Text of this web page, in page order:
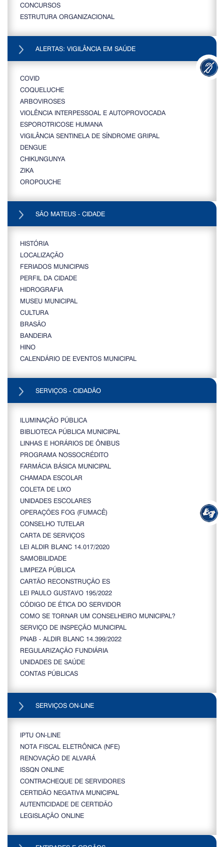
CONCURSOS
ESTRUTURA ORGANIZACIONAL
ALERTAS: VIGILÂNCIA EM SAÚDE
COVID
COQUELUCHE
ARBOVIROSES
VIOLÊNCIA INTERPESSOAL E AUTOPROVOCADA
ESPOROTRICOSE HUMANA
VIGILÂNCIA SENTINELA DE SÍNDROME GRIPAL
DENGUE
CHIKUNGUNYA
ZIKA
OROPOUCHE
SÃO MATEUS - CIDADE
HISTÓRIA
LOCALIZAÇÃO
FERIADOS MUNICIPAIS
PERFIL DA CIDADE
HIDROGRAFIA
MUSEU MUNICIPAL
CULTURA
BRASÃO
BANDEIRA
HINO
CALENDÁRIO DE EVENTOS MUNICIPAL
SERVIÇOS - CIDADÃO
ILUMINAÇÃO PÚBLICA
BIBLIOTECA PÚBLICA MUNICIPAL
LINHAS E HORÁRIOS DE ÔNIBUS
PROGRAMA NOSSOCRÉDITO
FARMÁCIA BÁSICA MUNICIPAL
CHAMADA ESCOLAR
COLETA DE LIXO
UNIDADES ESCOLARES
OPERAÇÕES FOG (FUMACÊ)
CONSELHO TUTELAR
CARTA DE SERVIÇOS
LEI ALDIR BLANC 14.017/2020
SAMOBILIDADE
LIMPEZA PÚBLICA
CARTÃO RECONSTRUÇÃO ES
LEI PAULO GUSTAVO 195/2022
CÓDIGO DE ÉTICA DO SERVIDOR
COMO SE TORNAR UM CONSELHEIRO MUNICIPAL?
SERVIÇO DE INSPEÇÃO MUNICIPAL
PNAB - ALDIR BLANC 14.399/2022
REGULARIZAÇÃO FUNDIÁRIA
UNIDADES DE SAÚDE
CONTAS PÚBLICAS
SERVIÇOS ON-LINE
IPTU ON-LINE
NOTA FISCAL ELETRÔNICA (NFE)
RENOVAÇÃO DE ALVARÁ
ISSQN ONLINE
CONTRACHEQUE DE SERVIDORES
CERTIDÃO NEGATIVA MUNICIPAL
AUTENTICIDADE DE CERTIDÃO
LEGISLAÇÃO ONLINE